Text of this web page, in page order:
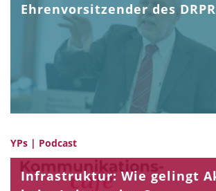
Ehrenvorsitzender des DRPR
YPs | Podcast
Infrastruktur: Wie gelingt